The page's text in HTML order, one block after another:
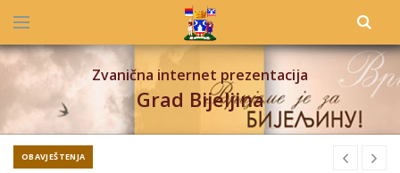
Zvanična internet prezentacija
Grad Bijeljina
OBAVJEŠTENJA